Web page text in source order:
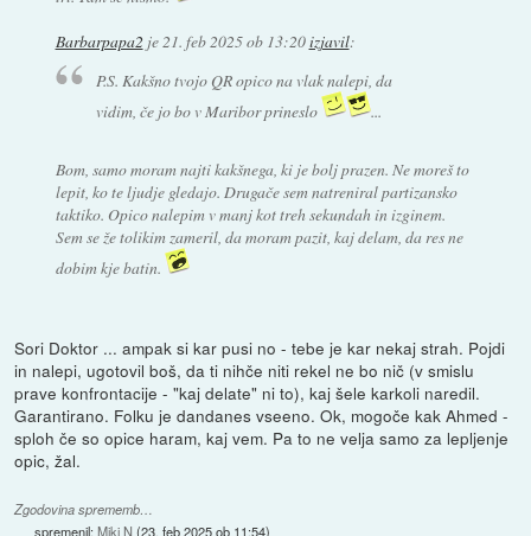
Barbarpapa2je21. feb 2025 ob 13:20izjavil:
P.S. Kakšno tvojo QR opico na vlak nalepi, da
vidim, če jo bo v Maribor prineslo
...
Bom, samo moram najti kakšnega, ki je bolj prazen. Ne moreš to
lepit, ko te ljudje gledajo. Drugače sem natreniral partizansko
taktiko. Opico nalepim v manj kot treh sekundah in izginem.
Sem se že tolikim zameril, da moram pazit, kaj delam, da res ne
dobim kje batin.
Sori Doktor ... ampak si kar pusi no - tebe je kar nekaj strah. Pojdi
in nalepi, ugotovil boš, da ti nihče niti rekel ne bo nič (v smislu
prave konfrontacije - "kaj delate" ni to), kaj šele karkoli naredil.
Garantirano. Folku je dandanes vseeno. Ok, mogoče kak Ahmed -
sploh če so opice haram, kaj vem. Pa to ne velja samo za lepljenje
opic, žal.
Zgodovina sprememb…
spremenil:Miki N (23. feb 2025 ob 11:54)